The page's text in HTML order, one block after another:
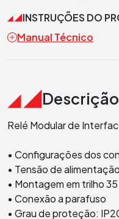
INSTRUÇÕES DO
Manual Técnico
Descrição
Relé Modular de
• Configurações dos
• Tensão de
• Montagem em trilho 35
• Conexão a parafuso
• Grau de proteção: